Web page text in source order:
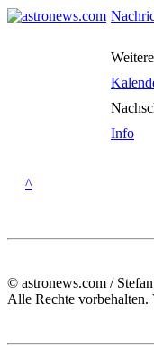
Info
^
© astronews.com /
Alle Rechte